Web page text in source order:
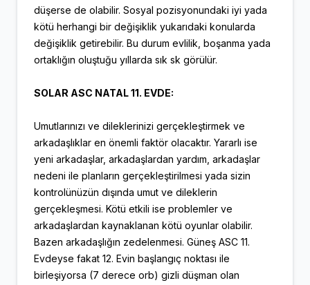
düşerse de olabilir. Sosyal pozisyonundaki iyi yada
kötü herhangi bir değişiklik yukarıdaki konularda
değişiklik getirebilir. Bu durum evlilik, boşanma yada
ortaklığın oluştuğu yıllarda sık sk görülür.
SOLAR ASC NATAL 11. EVDE:
Umutlarınızı ve dileklerinizi gerçekleştirmek ve
arkadaşlıklar en önemli faktör olacaktır. Yararlı ise
yeni arkadaşlar, arkadaşlardan yardım, arkadaşlar
nedeni ile planların gerçekleştirilmesi yada sizin
kontrolünüzün dışında umut ve dileklerin
gerçekleşmesi. Kötü etkili ise problemler ve
arkadaşlardan kaynaklanan kötü oyunlar olabilir.
Bazen arkadaşlığın zedelenmesi. Güneş ASC 11.
Evdeyse fakat 12. Evin başlangıç noktası ile
birleşiyorsa (7 derece orb) gizli düşman olan